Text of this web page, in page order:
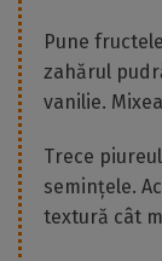
Pune
zahărul
vanilie.
Trece
semințele.
textură cât